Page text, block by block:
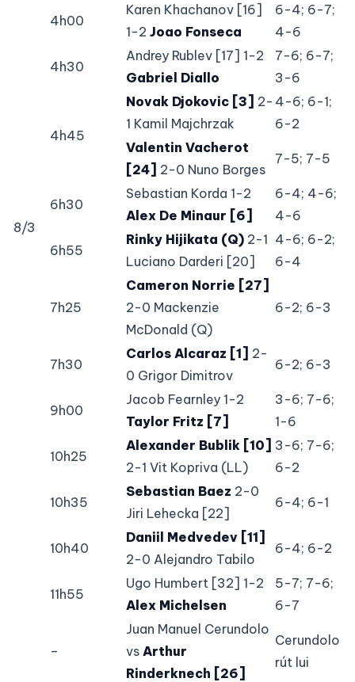
8/3
4h00
Karen Khachanov [16]
1-2 Joao Fonseca
6-4; 6-7;
4-6
4h30
Andrey Rublev [17] 1-2
Gabriel Diallo
7-6; 6-7;
3-6
4h45
Novak Djokovic [3] 2-
1 Kamil Majchrzak
4-6; 6-1;
6-2
Valentin Vacherot
[24] 2-0 Nuno Borges
7-5; 7-5
6h30
Sebastian Korda 1-2
Alex De Minaur [6]
6-4; 4-6;
4-6
6h55
Rinky Hijikata (Q) 2-1
Luciano Darderi [20]
4-6; 6-2;
6-4
7h25
Cameron Norrie [27]
2-0 Mackenzie
McDonald (Q)
6-2; 6-3
7h30
Carlos Alcaraz [1] 2-
0 Grigor Dimitrov
6-2; 6-3
9h00
Jacob Fearnley 1-2
Taylor Fritz [7]
3-6; 7-6;
1-6
10h25
Alexander Bublik [10]
2-1 Vit Kopriva (LL)
3-6; 7-6;
6-2
10h35
Sebastian Baez 2-0
Jiri Lehecka [22]
6-4; 6-1
10h40
Daniil Medvedev [11]
2-0 Alejandro Tabilo
6-4; 6-2
11h55
Ugo Humbert [32] 1-2
Alex Michelsen
5-7; 7-6;
6-7
–
Juan Manuel Cerundolo
vs Arthur
Rinderknech [26]
Cerundolo
rút lui